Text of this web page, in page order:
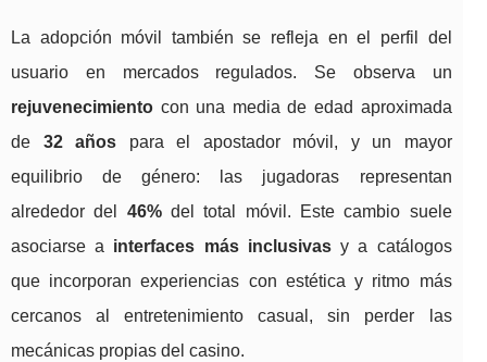
La adopción móvil también se refleja en el perfil del
usuario en mercados regulados. Se observa un
rejuvenecimiento con una media de edad aproximada
de 32 años para el apostador móvil, y un mayor
equilibrio de género: las jugadoras representan
alrededor del 46%del total móvil. Este cambio suele
asociarse a interfaces más inclusivasy a catálogos
que incorporan experiencias con estética y ritmo más
cercanos al entretenimiento casual, sin perder las
mecánicas propias del casino.